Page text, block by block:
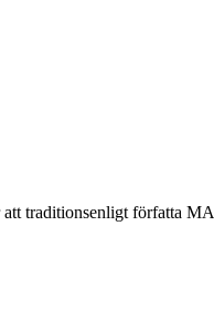
traditionsenligt författa